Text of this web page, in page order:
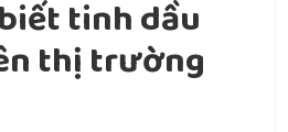
tinh dầu
thị trường